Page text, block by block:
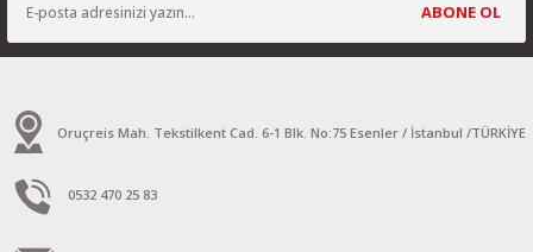
ABONE OL
Oruçreis Mah. Tekstilkent Cad. 6-1 Blk. No:75 Esenler / İstanbul /TÜRKİYE
0532 470 25 83